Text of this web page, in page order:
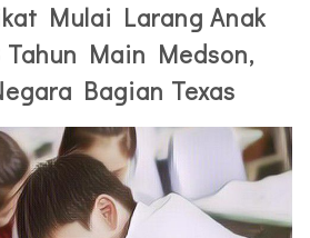
Mulai Larang Anak
Tahun Main Medson,
Bagian Texas